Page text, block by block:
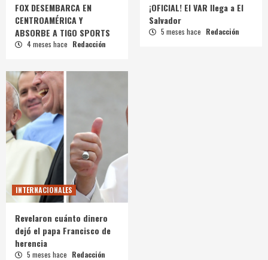
FOX DESEMBARCA EN
CENTROAMÉRICA Y
ABSORBE A TIGO SPORTS
4 meses hace Redacción
¡OFICIAL! El VAR llega a El
Salvador
5 meses hace Redacción
INTERNACIONALES
Revelaron cuánto dinero
dejó el papa Francisco de
herencia
5 meses hace Redacción